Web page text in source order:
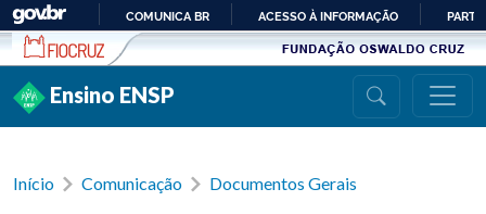
Ir para conteúdo
PARA
COMUNICA BR ACESSO À INFORMAÇÃO
Ensino ENSP
Início Comunicação Documentos Gerais